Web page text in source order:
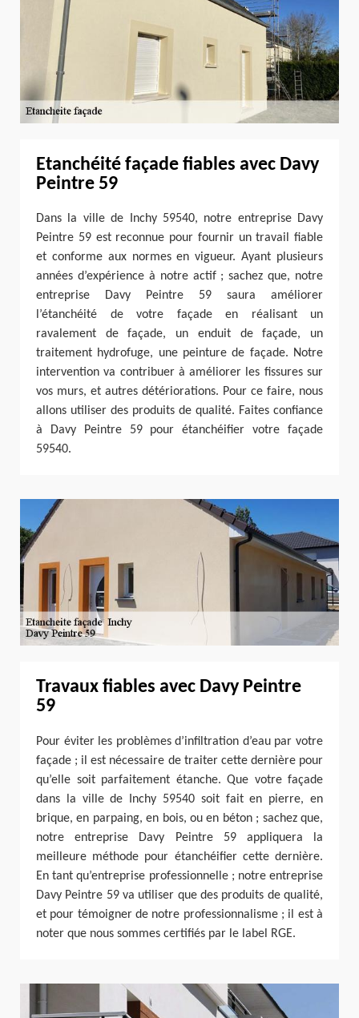
Etanchéité façade fiables avec Davy
Peintre 59
Dans la ville de Inchy 59540, notre entreprise Davy
Peintre 59 est reconnue pour fournir un travail fiable
et conforme aux normes en vigueur. Ayant plusieurs
années d’expérience à notre actif ; sachez que, notre
entreprise Davy Peintre 59 saura améliorer
l’étanchéité de votre façade en réalisant un
ravalement de façade, un enduit de façade, un
traitement hydrofuge, une peinture de façade. Notre
intervention va contribuer à améliorer les fissures sur
vos murs, et autres détériorations. Pour ce faire, nous
allons utiliser des produits de qualité. Faites confiance
à Davy Peintre 59 pour étanchéifier votre façade
59540.
Travaux fiables avec Davy Peintre
59
Pour éviter les problèmes d’infiltration d’eau par votre
façade ; il est nécessaire de traiter cette dernière pour
qu’elle soit parfaitement étanche. Que votre façade
dans la ville de Inchy 59540 soit fait en pierre, en
brique, en parpaing, en bois, ou en béton ; sachez que,
notre entreprise Davy Peintre 59 appliquera la
meilleure méthode pour étanchéifier cette dernière.
En tant qu’entreprise professionnelle ; notre entreprise
Davy Peintre 59 va utiliser que des produits de qualité,
et pour témoigner de notre professionnalisme ; il est à
noter que nous sommes certifiés par le label RGE.